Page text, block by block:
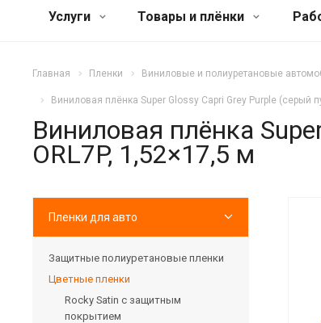
Услуги Товары и плёнки
Главная Пленки Виниловые и полиуретановые
Виниловая плёнка Super Glossy Capri Grey Purple (серый
Виниловая плёнка
ORL7P, 1,52×17,5 м
Пленки для авто
Защитные полиуретановые пленки
Цветные пленки
Rocky Satin с защитным
покрытием